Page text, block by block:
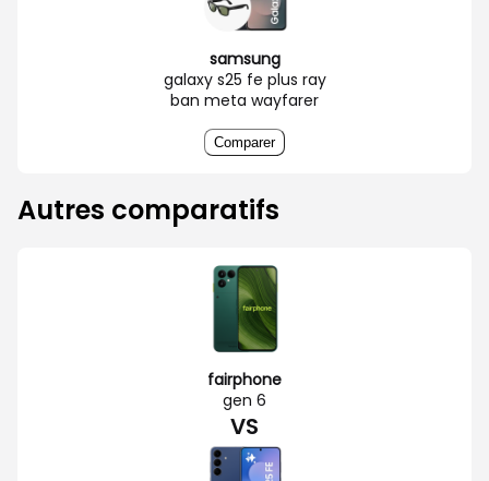
samsung
galaxy s25 fe plus ray
ban meta wayfarer
Comparer
Autres comparatifs
fairphone
gen 6
VS